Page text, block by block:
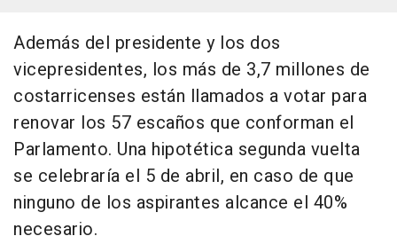
Además del presidente y los dos
vicepresidentes, los más de 3,7 millones de
costarricenses están llamados a votar para
renovar los 57 escaños que conforman el
Parlamento. Una hipotética segunda vuelta
se celebraría el 5 de abril, en caso de que
ninguno de los aspirantes alcance el 40%
necesario.